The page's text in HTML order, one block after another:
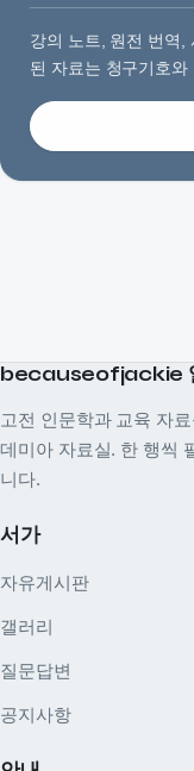
강의 노트, 원전 번역,
된 자료는 청구기호와
becauseofjackie
고전 인문학과 교육 자
데미아 자료실. 한 행씩
니다.
서가
자유게시판
갤러리
질문답변
공지사항